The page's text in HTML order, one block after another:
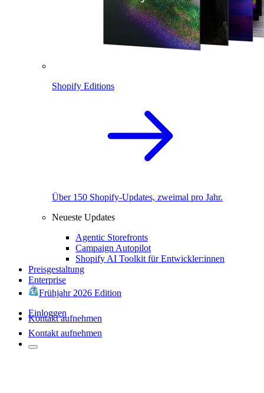
Shopify Editions
Über 150 Shopify-Updates, zweimal pro Jahr.
Neueste Updates
Agentic Storefronts
Campaign Autopilot
Shopify AI Toolkit für Entwickler:innen
Preisgestaltung
Enterprise
Frühjahr 2026 Edition
Einloggen
Kontakt aufnehmen
Kontakt aufnehmen